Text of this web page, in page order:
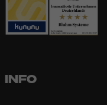
INFO